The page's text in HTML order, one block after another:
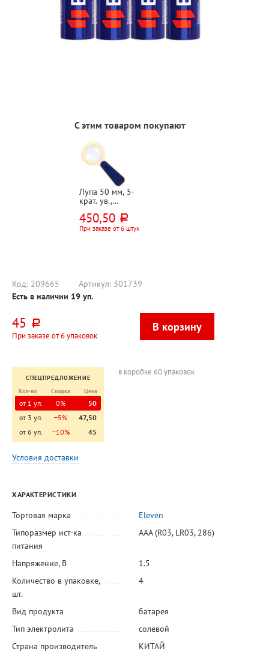
С этим товаром покупают
Лупа 50 мм, 5-
крат. ув.,
подсветкой,
пластик,
450,50 руб.
При заказе от 6 штук
Код: 209665 Артикул: 301739
Есть в наличии 19 уп.
45 руб.
При заказе от 6 упаковок
СПЕЦПРЕДЛОЖЕНИЕ
Кол-во
Скидка Цена
от 1 уп. 0%
50
от 3 уп.
−5%
47,50
от 6 уп.
−10% 45
в коробке 60 упаковок
Условия доставки
ХАРАКТЕРИСТИКИ
Торговая марка
Eleven
Типоразмер ист-ка
питания
AAA (R03, LR03, 286)
Напряжение, В
1.5
Количество в упаковке,
шт.
4
Вид продукта
батарея
Тип электролита
солевой
Страна производитель
КИТАЙ